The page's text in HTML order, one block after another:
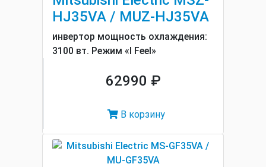
HJ35VA / MUZ-HJ35VA
инвертор мощность охлаждения:
3100 вт. Режим «I Feel»
62990 ₽
В корзину